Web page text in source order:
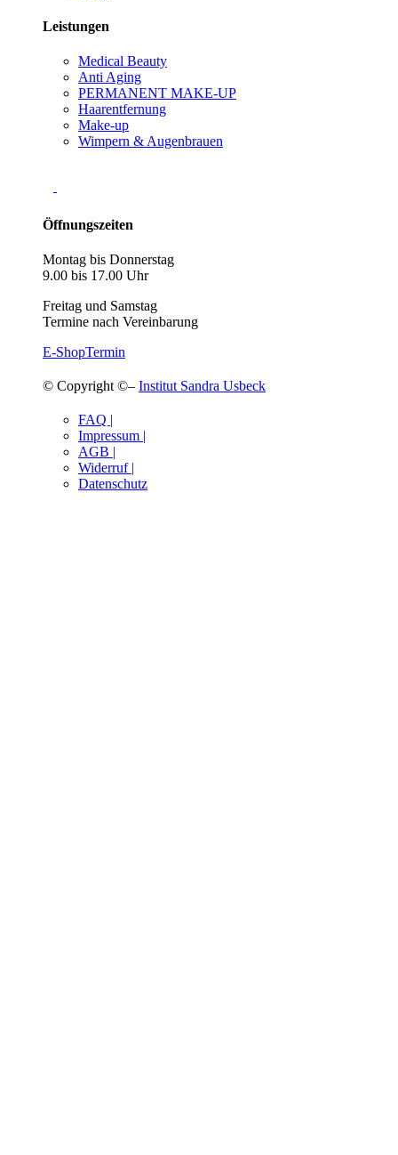
Leistungen
Medical Beauty
Anti Aging
PERMANENT MAKE-UP
Haarentfernung
Make-up
Wimpern & Augenbrauen
Öffnungszeiten
Montag bis Donnerstag
9.00 bis 17.00 Uhr
Freitag und Samstag
Termine nach Vereinbarung
E-ShopTermin
© Copyright ©– Institut Sandra Usbeck
FAQ |
Impressum |
AGB |
Widerruf |
Datenschutz